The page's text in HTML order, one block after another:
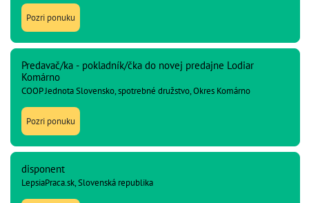
Pozri ponuku
Predavač/ka - pokladník/čka do novej predajne Lodiar
Komárno
COOP Jednota Slovensko, spotrebné družstvo, Okres Komárno
Pozri ponuku
disponent
LepsiaPraca.sk, Slovenská republika